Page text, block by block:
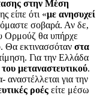
στην Μέση
είπε ότι «με ανησυχεί
σοβαρά. Αν δε,
Ορμούζ θα υπήρχε
Θα εκτινασσόταν στα
Για την Ελλάδα
μεταναστευτικού.
για την
ροές είτε μέσω